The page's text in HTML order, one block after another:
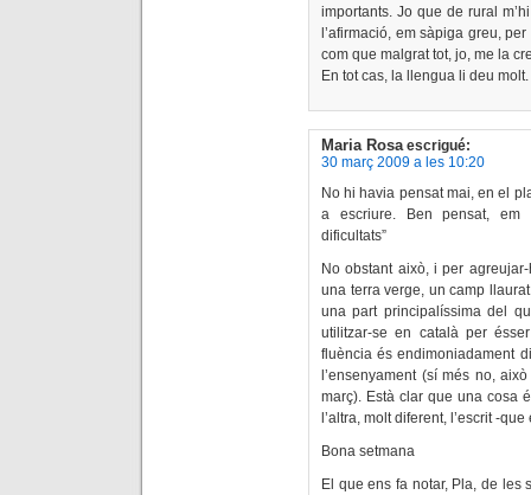
importants. Jo que de rural
l’afirmació, em sàpiga greu,
com que malgrat tot, jo, me la
En tot cas, la llengua li deu molt.
Maria Rosa escrigué:
30 març 2009 a les 10:20
No hi havia pensat mai, en el
a escriure. Ben pensat, em
dificultats”
No obstant això, i per
una terra verge, un camp
una part principalíssima del
utilitzar-se en català per
fluència és endimoniadament
l’ensenyament (sí més no,
març). Està clar que una cosa
l’altra, molt diferent, l’escrit -
Bona setmana
El que ens fa notar, Pla, de les